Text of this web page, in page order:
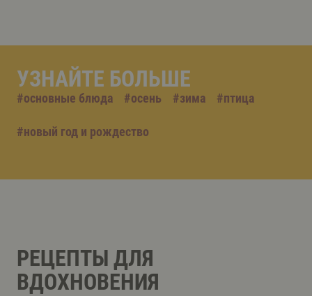
УЗНАЙТЕ БОЛЬШЕ
#основные блюда #осень #зима #птица
#новый год и рождество
РЕЦЕПТЫ ДЛЯ
ВДОХНОВЕНИЯ